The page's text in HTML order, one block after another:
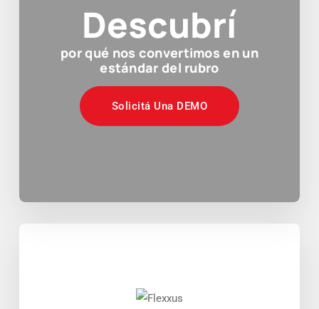
Descubrí
por qué nos convertimos en un
estándar del rubro
Solicitá Una DEMO